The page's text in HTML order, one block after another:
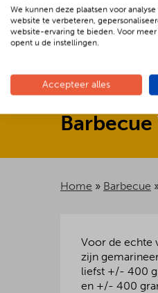
€20.75
Barbecue
Home » Barbecue
Voor de echte
zijn
liefst +/- 400
en +/- 400
We kunnen deze plaatsen voor
website te verbeteren,
website-ervaring te bieden. Voor
opent u de instellingen.
Accepteer alles